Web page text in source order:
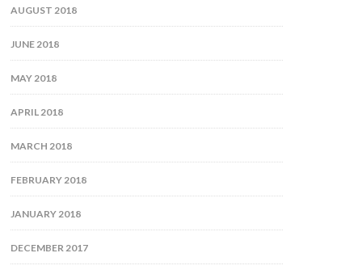
AUGUST 2018
JUNE 2018
MAY 2018
APRIL 2018
MARCH 2018
FEBRUARY 2018
JANUARY 2018
DECEMBER 2017